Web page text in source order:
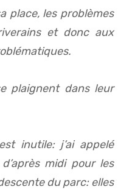
place, les problèmes
et donc aux
plaignent dans leur
inutile: j’ai appelé
midi pour les
du parc: elles